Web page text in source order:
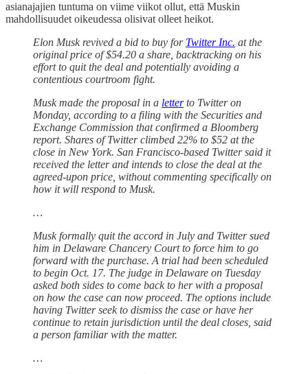
asianajajien tuntuma on viime viikot ollut, että Muskin
mahdollisuudet oikeudessa olisivat olleet heikot.
Elon Musk revived a bid to buy for Twitter Inc. at the
original price of $54.20 a share, backtracking on his
effort to quit the deal and potentially avoiding a
contentious courtroom fight.
Musk made the proposal in a letterto Twitter on
Monday, according to a filing with the Securities and
Exchange Commission that confirmed a Bloomberg
report. Shares of Twitter climbed 22% to $52 at the
close in New York. San Francisco-based Twitter said it
received the letter and intends to close the deal at the
agreed-upon price, without commenting specifically on
how it will respond to Musk.
…
Musk formally quit the accord in July and Twitter sued
him in Delaware Chancery Court to force him to go
forward with the purchase. A trial had been scheduled
to begin Oct. 17. The judge in Delaware on Tuesday
asked both sides to come back to her with a proposal
on how the case can now proceed. The options include
having Twitter seek to dismiss the case or have her
continue to retain jurisdiction until the deal closes, said
a person familiar with the matter.
…